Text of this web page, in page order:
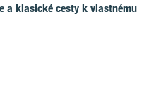
a klasické cesty k vlastnému